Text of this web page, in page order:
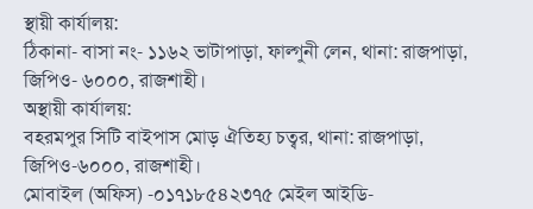
স্থায়ী কার্যালয়:
ঠিকানা- বাসা নং- ১১৬২ ভাটাপাড়া, ফাল্গুনী লেন, থানা: রাজপাড়া,
জিপিও- ৬০০০, রাজশাহী।
অস্থায়ী কার্যালয়:
বহরমপুর সিটি বাইপাস মোড় ঐতিহ্য চত্বর, থানা: রাজপাড়া,
জিপিও-৬০০০, রাজশাহী।
মোবাইল (অফিস) -০১৭১৮৫৪২৩৭৫ মেইল আইডি-